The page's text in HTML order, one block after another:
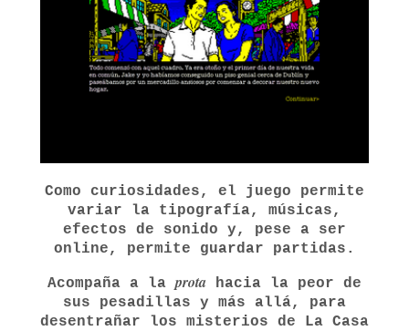
Como curiosidades, el juego permite
variar la tipografía, músicas,
efectos de sonido y, pese a ser
online, permite guardar partidas.
Acompaña a laprota hacia la peor de
sus pesadillas y más allá, para
desentrañar los misterios de La Casa